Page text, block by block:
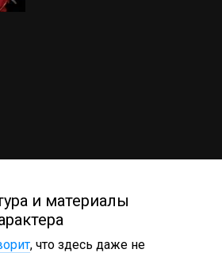
и материалы
, что здесь даже не